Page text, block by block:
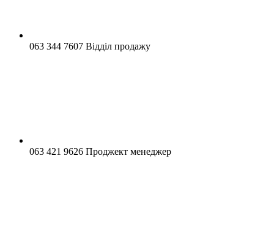
063 344 7607 Відділ продажу
063 421 9626 Проджект менеджер